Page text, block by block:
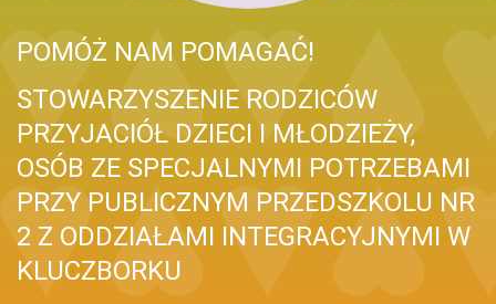
POMÓŻ NAM POMAGAĆ!
STOWARZYSZENIE RODZICÓW
PRZYJACIÓŁ DZIECI I MŁODZIEŻY,
OSÓB ZE SPECJALNYMI POTRZEBAMI
PRZY PUBLICZNYM PRZEDSZKOLU NR
2 Z ODDZIAŁAMI INTEGRACYJNYMI W
KLUCZBORKU